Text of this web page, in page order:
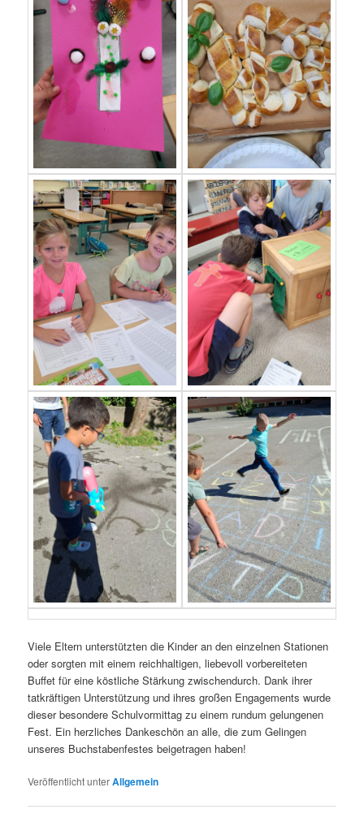
Viele Eltern unterstützten die Kinder an den einzelnen Stationen
oder sorgten mit einem reichhaltigen, liebevoll vorbereiteten
Buffet für eine köstliche Stärkung zwischendurch. Dank ihrer
tatkräftigen Unterstützung und ihres großen Engagements wurde
dieser besondere Schulvormittag zu einem rundum gelungenen
Fest. Ein herzliches Dankeschön an alle, die zum Gelingen
unseres Buchstabenfestes beigetragen haben!
Veröffentlicht unterAllgemein